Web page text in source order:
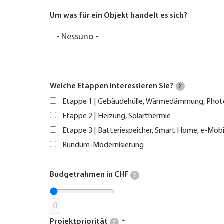
Um was für ein Objekt handelt es sich?
Welche Etappen interessieren Sie? ?
Etappe 1 | Gebäudehülle, Wärmedämmung,
Etappe 2 | Heizung, Solarthermie
Etappe 3 | Batteriespeicher, Smart Home, e-
Rundum-Modernisierung
Budgetrahmen in CHF ?
0
Projektpriorität ?